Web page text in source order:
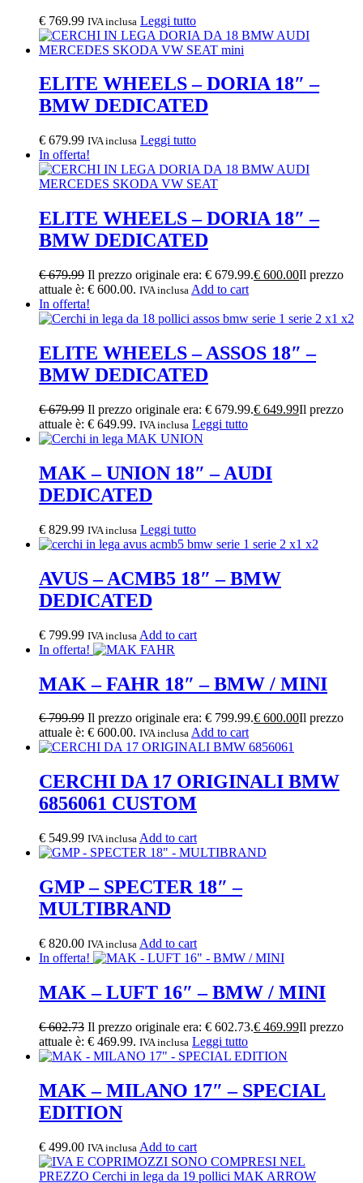
€ 769.99 IVA inclusa Leggi tutto
ELITE WHEELS – DORIA 18″ –
BMW DEDICATED
€ 679.99 IVA inclusa Leggi tutto
In offerta!
ELITE WHEELS – DORIA 18″ –
BMW DEDICATED
€679.99 Il prezzo originale era: € 679.99.€ 600.00Il prezzo
attuale è: € 600.00. IVA inclusa Add to cart
In offerta!
ELITE WHEELS – ASSOS 18″ –
BMW DEDICATED
€679.99 Il prezzo originale era: € 679.99.€ 649.99Il prezzo
attuale è: € 649.99. IVA inclusa Leggi tutto
MAK – UNION 18″ – AUDI
DEDICATED
€ 829.99 IVA inclusa Leggi tutto
AVUS – ACMB5 18″ – BMW
DEDICATED
€ 799.99 IVA inclusa Add to cart
In offerta!
MAK – FAHR 18″ – BMW / MINI
€799.99 Il prezzo originale era: € 799.99.€ 600.00Il prezzo
attuale è: € 600.00. IVA inclusa Add to cart
CERCHI DA 17 ORIGINALI BMW
6856061 CUSTOM
€ 549.99 IVA inclusa Add to cart
GMP – SPECTER 18″ –
MULTIBRAND
€ 820.00 IVA inclusa Add to cart
In offerta!
MAK – LUFT 16″ – BMW / MINI
€602.73 Il prezzo originale era: € 602.73.€ 469.99Il prezzo
attuale è: € 469.99. IVA inclusa Leggi tutto
MAK – MILANO 17″ – SPECIAL
EDITION
€ 499.00 IVA inclusa Add to cart